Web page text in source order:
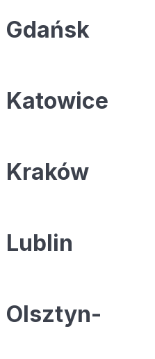
Katowice
Kraków
Lublin
Olsztyn-